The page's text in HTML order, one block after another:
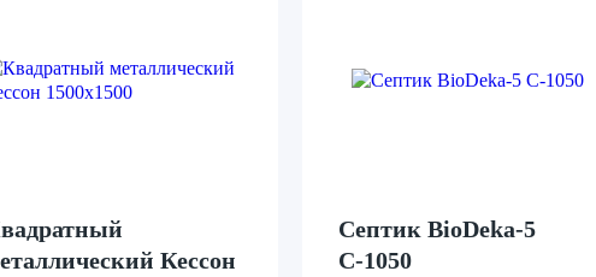
Кессон
Септик BioDeka-5
С-1050